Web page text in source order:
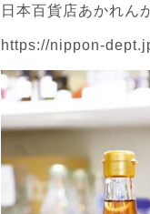
日本百貨店あかれん
https://nippon-